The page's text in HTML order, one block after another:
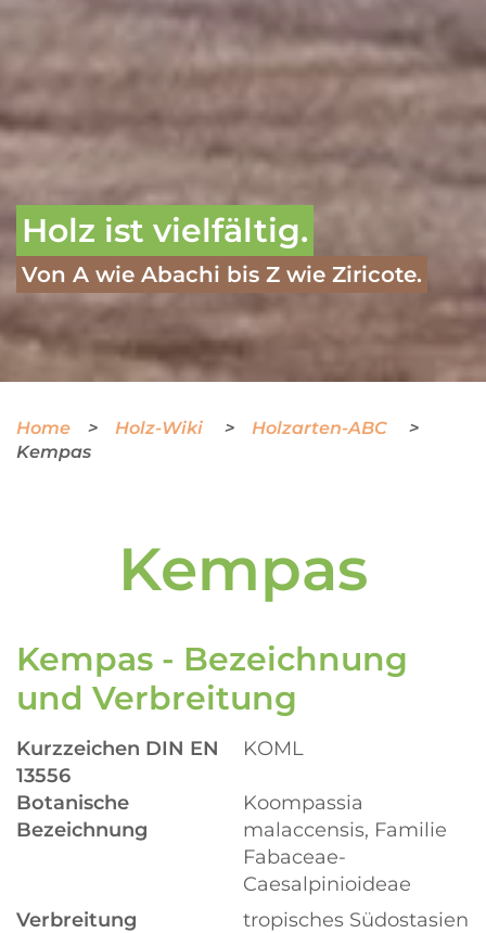
Holz ist vielfältig.
Von A wie Abachi bis Z wie Ziricote.
Home Holz-Wiki
Holzarten-ABC
Kempas
Kempas
Kempas - Bezeichnung
und Verbreitung
Kurzzeichen DIN EN
13556
KOML
Botanische
Bezeichnung
Koompassia
malaccensis, Familie
Fabaceae-
Caesalpinioideae
Verbreitung
tropisches Südostasien